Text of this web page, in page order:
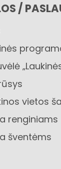
/
vietos
renginiams
šventėms